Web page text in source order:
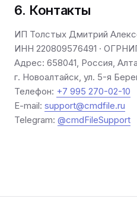
6. Контакты
ИП Толстых Дмитрий
ИНН 220809576491 ·
Адрес: 658041, Россия,
г. Новоалтайск, ул. 5-я
Телефон: +7 995 270-02-10
E-mail: support@cmdfile.ru
Telegram: @cmdFileSupport